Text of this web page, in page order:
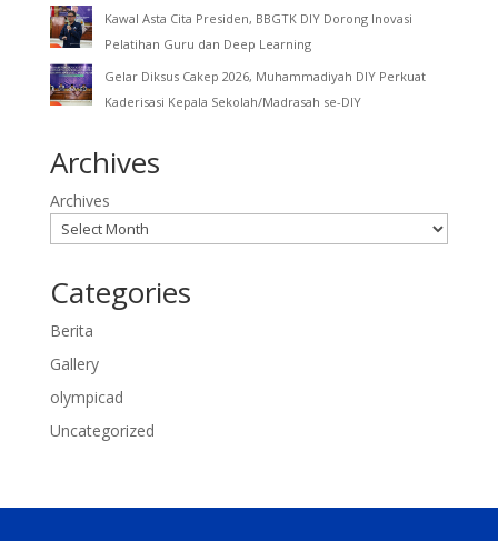
Kawal Asta Cita Presiden, BBGTK DIY Dorong Inovasi
Pelatihan Guru dan Deep Learning
Gelar Diksus Cakep 2026, Muhammadiyah DIY Perkuat
Kaderisasi Kepala Sekolah/Madrasah se-DIY
Archives
Archives
Categories
Berita
Gallery
olympicad
Uncategorized